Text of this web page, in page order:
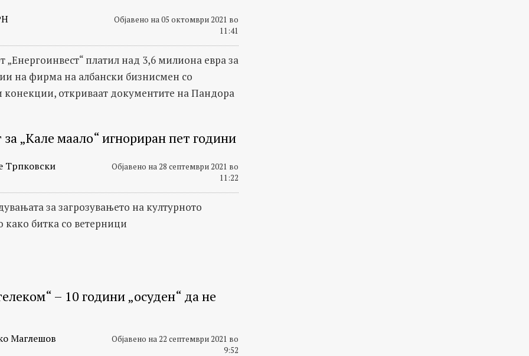
Објавено на 05 октомври 2021 во
11:41
„Енергоинвест“ платил над 3,6 милиона евра за
на фирма на албански бизнисмен со
конекции, откриваат документите на Пандора
„Кале маало“ игнориран пет години
Трпковски
Објавено на 28 септември 2021 во
11:22
за загрозувањето на културното
како битка со ветерници
– 10 години „осуден“ да не
Маглешов
Објавено на 22 септември 2021 во
9:52